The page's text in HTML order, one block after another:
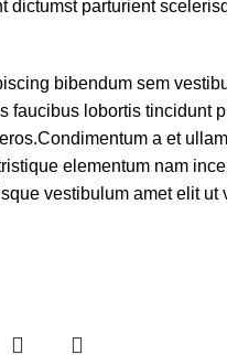
dictumst parturient
bibendum sem
faucibus lobortis tincidunt
a et
elementum nam
vestibulum amet elit ut